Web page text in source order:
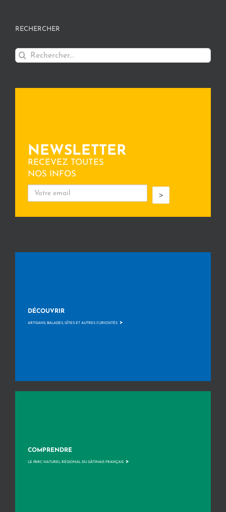
RECHERCHER
Rechercher:
NEWSLETTER
RECEVEZ TOUTES
NOS INFOS
>
DÉCOUVRIR
ARTISANS, BALADES, GÎTES ET AUTRES CURIOSITÉS >
COMPRENDRE
LE PARC NATUREL RÉGIONAL DU GÂTINAIS FRANÇAIS >